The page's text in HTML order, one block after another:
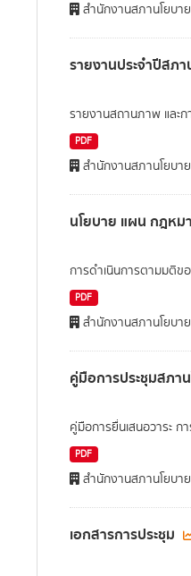
สำนักงานสภานโยบา
รายงานประจำปีสภ
รายงานสถานภาพ และ
PDF
สำนักงานสภานโยบา
นโยบาย แผน กฎหม
การดำเนินการตามมติข
PDF
สำนักงานสภานโยบา
คู่มือการประชุมสภา
คู่มือการยื่นเสนอวาระ ก
PDF
สำนักงานสภานโยบา
เอกสารการประชุม